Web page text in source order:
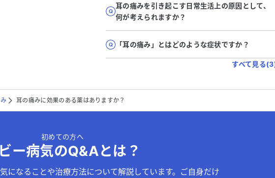
耳の痛みを引き起こす日常生活上の原因として、
何が考えられますか？
「耳の痛み」とはどのような症状ですか？
すべて見る(3
耳の痛みに効果のある薬はありますか？
初めての方へ
ー病気のQ&Aとは？
になることや治療方法について解説しています。ご自身だけ